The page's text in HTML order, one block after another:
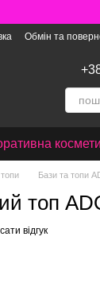
Обмін та
Бази та топи
топ
відгук